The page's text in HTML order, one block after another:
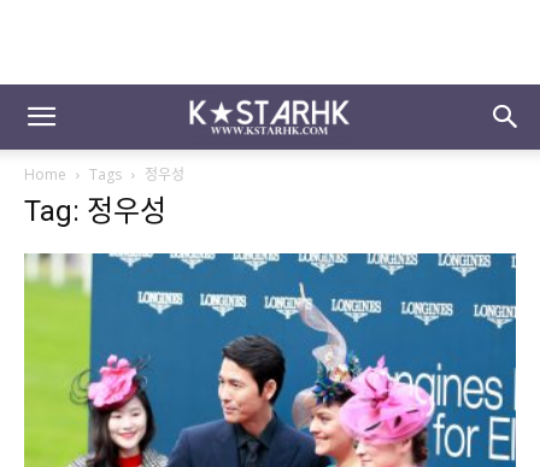
Home Tags 정우성
Tag: 정우성